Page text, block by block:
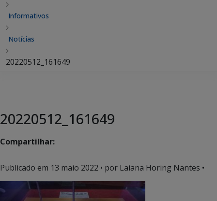
Informativos
Notícias
20220512_161649
20220512_161649
Compartilhar:
Publicado em 13 maio 2022 • por Laiana Horing Nantes •